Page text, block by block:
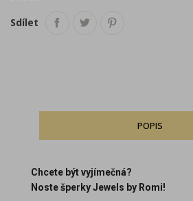
Sdílet
POPIS
Chcete být vyjímečná?
Noste šperky Jewels by Romi!